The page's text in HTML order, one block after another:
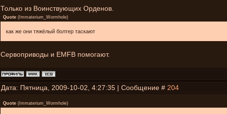
Только из Воинствующих Орденов.
Quote ( Immaterium_Wormhole)
как же они тяжёлый болтер таскают
Сервоприводы и EMFB помогают.
Дата: Пятница, 2009-10-02, 4:27:35 | Сообщение # 204
Quote ( Immaterium_Wormhole)